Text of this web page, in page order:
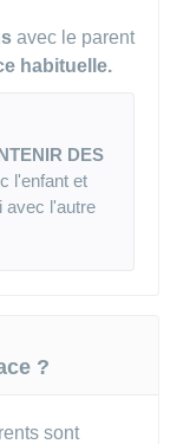
avec le parent
habituelle.
DES
l'enfant et
avec l'autre
?
sont